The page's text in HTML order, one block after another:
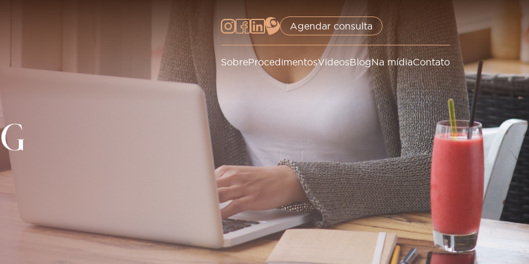
Agendar consulta
SobreProcedimentosVídeosBlogNa mídiaContato